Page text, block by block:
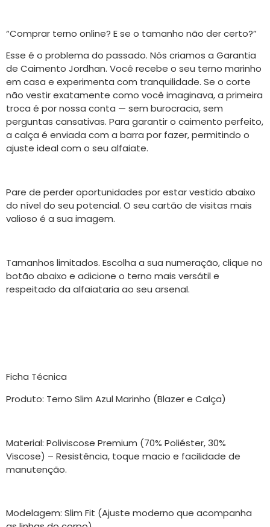
“Comprar terno online? E se o tamanho não der certo?”
Esse é o problema do passado. Nós criamos a Garantia
de Caimento Jordhan. Você recebe o seu terno marinho
em casa e experimenta com tranquilidade. Se o corte
não vestir exatamente como você imaginava, a primeira
troca é por nossa conta — sem burocracia, sem
perguntas cansativas. Para garantir o caimento perfeito,
a calça é enviada com a barra por fazer, permitindo o
ajuste ideal com o seu alfaiate.
Pare de perder oportunidades por estar vestido abaixo
do nível do seu potencial. O seu cartão de visitas mais
valioso é a sua imagem.
Tamanhos limitados. Escolha a sua numeração, clique no
botão abaixo e adicione o terno mais versátil e
respeitado da alfaiataria ao seu arsenal.
Ficha Técnica
Produto: Terno Slim Azul Marinho (Blazer e Calça)
Material: Poliviscose Premium (70% Poliéster, 30%
Viscose) – Resistência, toque macio e facilidade de
manutenção.
Modelagem: Slim Fit (Ajuste moderno que acompanha